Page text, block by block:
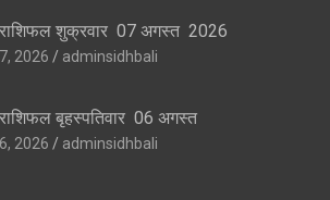
शुक्रवार 07 अगस्त 2026
2026 adminsidhbali
बृहस्पतिवार 06 अगस्त
2026 adminsidhbali